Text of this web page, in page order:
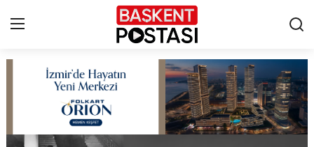
Çerez Politikası